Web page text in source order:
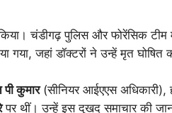
चंडीगढ़ पुलिस और फोरेंसिक टीम
जहां डॉक्टरों ने उन्हें मृत घोषित
कुमार(सीनियर आईएएस अधिकारी),
पर थीं। उन्हें इस दुखद समाचार की